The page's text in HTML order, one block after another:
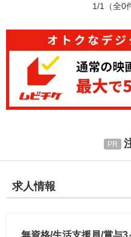
1/1 （全0
求人情報